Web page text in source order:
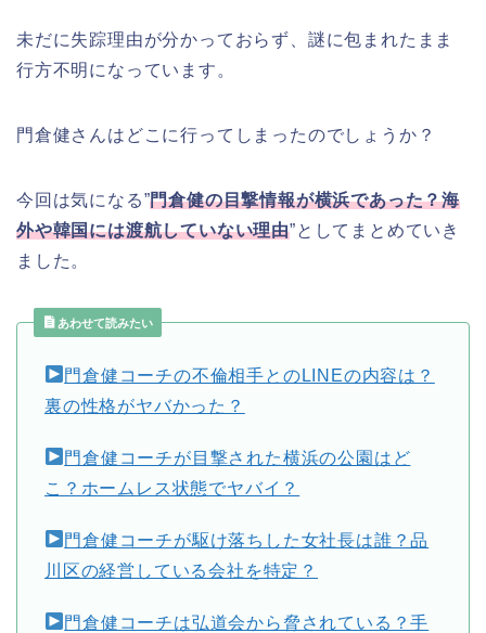
未だに失踪理由が分かっておらず、謎に包まれたまま
行方不明になっています。
門倉健さんはどこに行ってしまったのでしょうか？
今回は気になる”門倉健の目撃情報が横浜であった？海
外や韓国には渡航していない理由”としてまとめていき
ました。
あわせて読みたい
門倉健コーチの不倫相手とのLINEの内容は？
裏の性格がヤバかった？
門倉健コーチが目撃された横浜の公園はど
こ？ホームレス状態でヤバイ？
門倉健コーチが駆け落ちした女社長は誰？品
川区の経営している会社を特定？
門倉健コーチは弘道会から脅されている？手